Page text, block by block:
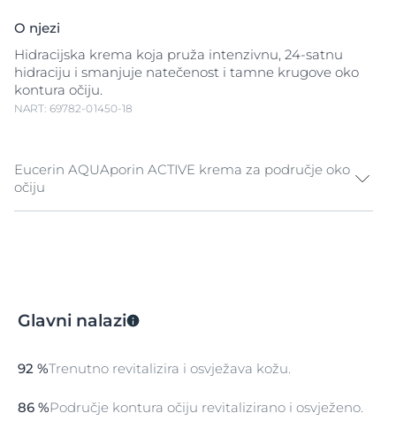
O njezi
Hidracijska krema koja pruža intenzivnu, 24-satnu
hidraciju i smanjuje natečenost i tamne krugove oko
kontura očiju.
NART: 69782-01450-18
Eucerin AQUAporin ACTIVE krema za područje oko
očiju
očiju.
učinkovito. Dobro hidrirana koža glatka je, podatna i
gubi vlagu i postaje dehidrirana. Dehidrirana koža
Glavni nalazi
92 %Trenutno revitalizira i osvježava kožu.
86 %Područje kontura očiju revitalizirano i osvježeno.